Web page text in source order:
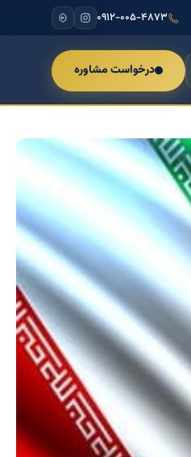
۰۹۱۲-۰۰۵-۴۸۷۳
درخواست مشاوره